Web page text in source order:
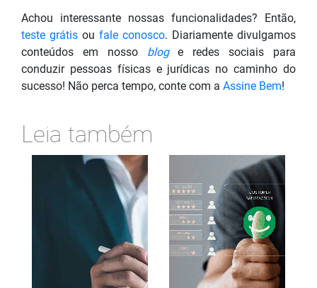
Achou interessante nossas funcionalidades? Então,
teste grátis ou fale conosco. Diariamente divulgamos
conteúdos em nosso bloge redes sociais para
conduzir pessoas físicas e jurídicas no caminho do
sucesso! Não perca tempo, conte com a Assine Bem!
Leia também